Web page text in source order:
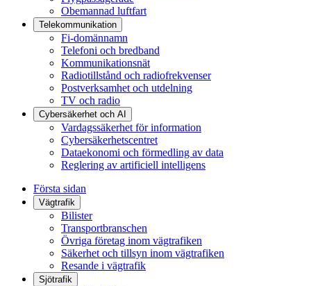
Obemannad luftfart
Telekommunikation
Fi-domännamn
Telefoni och bredband
Kommunikationsnät
Radiotillstånd och radiofrekvenser
Postverksamhet och utdelning
TV och radio
Cybersäkerhet och AI
Vardagssäkerhet för information
Cybersäkerhetscentret
Dataekonomi och förmedling av data
Reglering av artificiell intelligens
Första sidan
Vägtrafik
Bilister
Transportbranschen
Övriga företag inom vägtrafiken
Säkerhet och tillsyn inom vägtrafiken
Resande i vägtrafik
Sjötrafik